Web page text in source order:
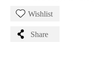
Wishlist
Share